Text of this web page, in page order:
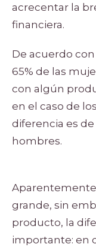
acrecentar la
financiera.
De acuerdo con
65% de las
con algún
en el caso de
diferencia es
hombres.
grande, sin
producto, la
importante: en